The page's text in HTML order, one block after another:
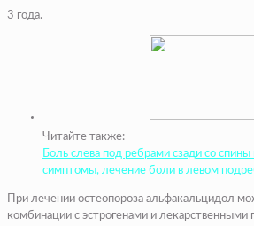
3 года.
Читайте также:
Боль слева под ребрами сзади со
симптомы, лечение боли в левом
При лечении остеопороза альфакальцидол
комбинации с эстрогенами и лекарственными